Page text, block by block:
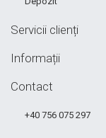
Servicii clienți
Informații
Contact
+40 756 075 297